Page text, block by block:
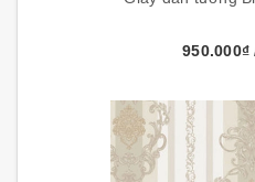
950.000₫